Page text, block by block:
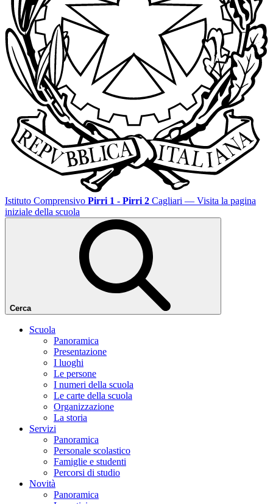
Istituto Comprensivo Pirri 1 - Pirri 2 Cagliari — Visita la pagina
iniziale della scuola
Cerca
Scuola
Panoramica
Presentazione
I luoghi
Le persone
I numeri della scuola
Le carte della scuola
Organizzazione
La storia
Servizi
Panoramica
Personale scolastico
Famiglie e studenti
Percorsi di studio
Novità
Panoramica